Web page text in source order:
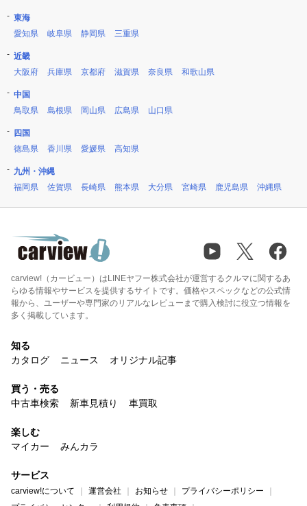
東海
愛知県
岐阜県 静岡県 三重県
近畿
大阪府
兵庫県 京都府 滋賀県 奈良県 和歌山県
中国
鳥取県
島根県 岡山県 広島県 山口県
四国
徳島県
香川県 愛媛県 高知県
九州・沖縄
福岡県
佐賀県 長崎県 熊本県 大分県 宮崎県 鹿児島県 沖縄県
carview!（カービュー）はLINEヤフー株式会社が運営するクルマに関するあ
らゆる情報やサービスを提供するサイトです。価格やスペックなどの公式情
報から、ユーザーや専門家のリアルなレビューまで購入検討に役立つ情報を
多く掲載しています。
知る
カタログ
ニュース オリジナル記事
買う・売る
中古車検索
新車見積り 車買取
楽しむ
マイカー
みんカラ
サービス
carview!について 運営会社 お知らせ
プライバシーポリシー